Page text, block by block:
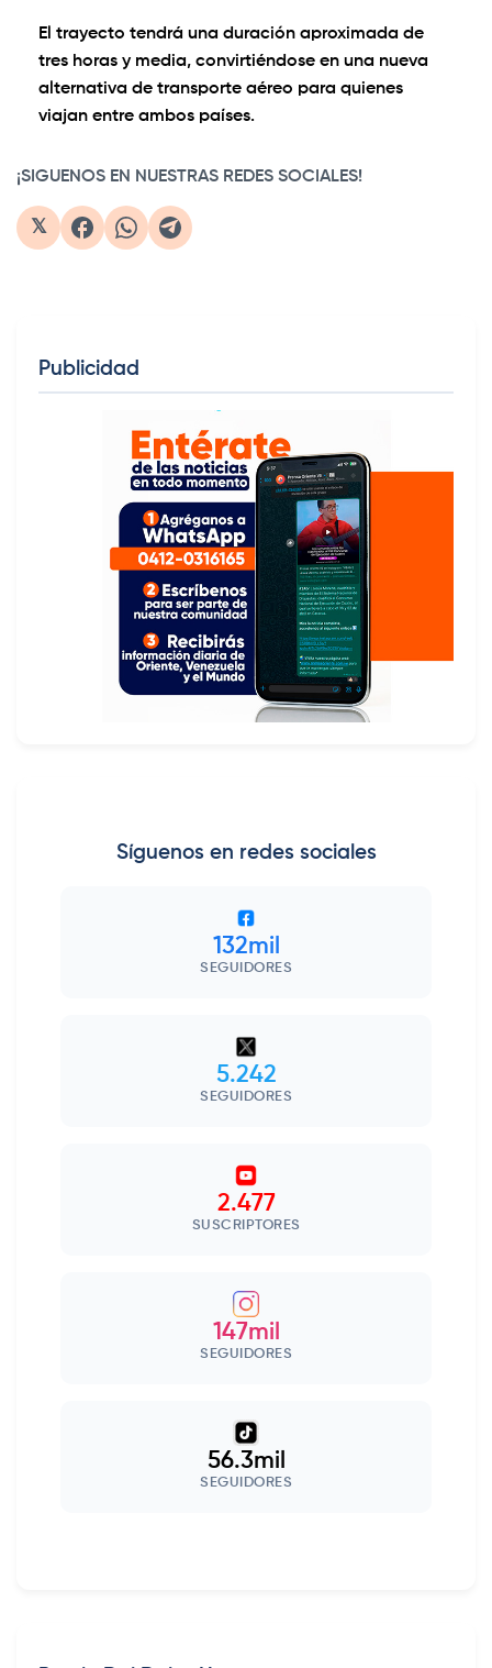
El trayecto tendrá una duración aproximada de
tres horas y media, convirtiéndose en una nueva
alternativa de transporte aéreo para quienes
viajan entre ambos países.
¡SIGUENOS EN NUESTRAS REDES SOCIALES!
𝕏
Publicidad
Síguenos en redes sociales
132mil
SEGUIDORES
5.242
SEGUIDORES
2.477
SUSCRIPTORES
147mil
SEGUIDORES
56.3mil
SEGUIDORES